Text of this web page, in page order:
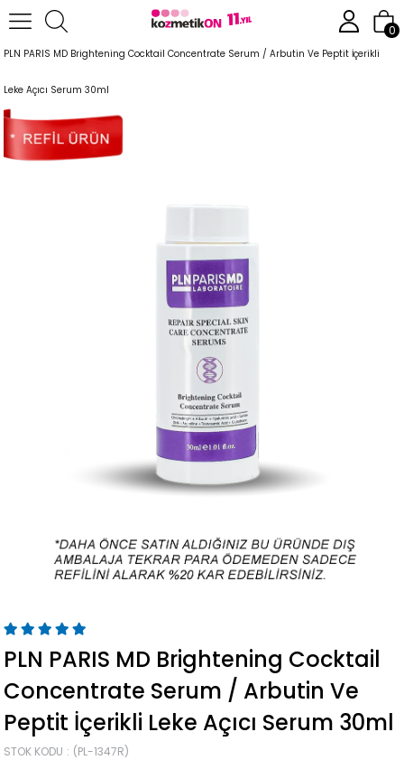
0
Anasayfa Cilt Bakım Ürünleri Leke Karşıtı Bakım Serisi
PLN PARIS MD Brightening Cocktail Concentrate Serum / Arbutin Ve Peptit İçerikli
Leke Açıcı Serum 30ml
PLN PARIS MD Brightening Cocktail
Concentrate Serum / Arbutin Ve
Peptit İçerikli Leke Açıcı Serum 30ml
STOK KODU
(PL-1347R)